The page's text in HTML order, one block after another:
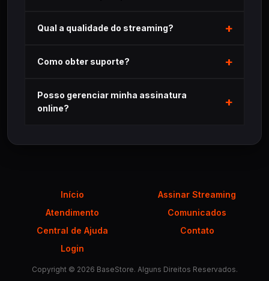
Qual a qualidade do streaming?
Como obter suporte?
Posso gerenciar minha assinatura
online?
Início
Assinar Streaming
Atendimento
Comunicados
Central de Ajuda
Contato
Login
Copyright © 2026 BaseStore. Alguns Direitos Reservados.